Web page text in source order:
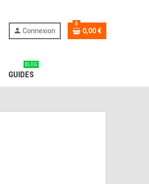
person Connexion
0
0,00 €
GUIDES
BLOG